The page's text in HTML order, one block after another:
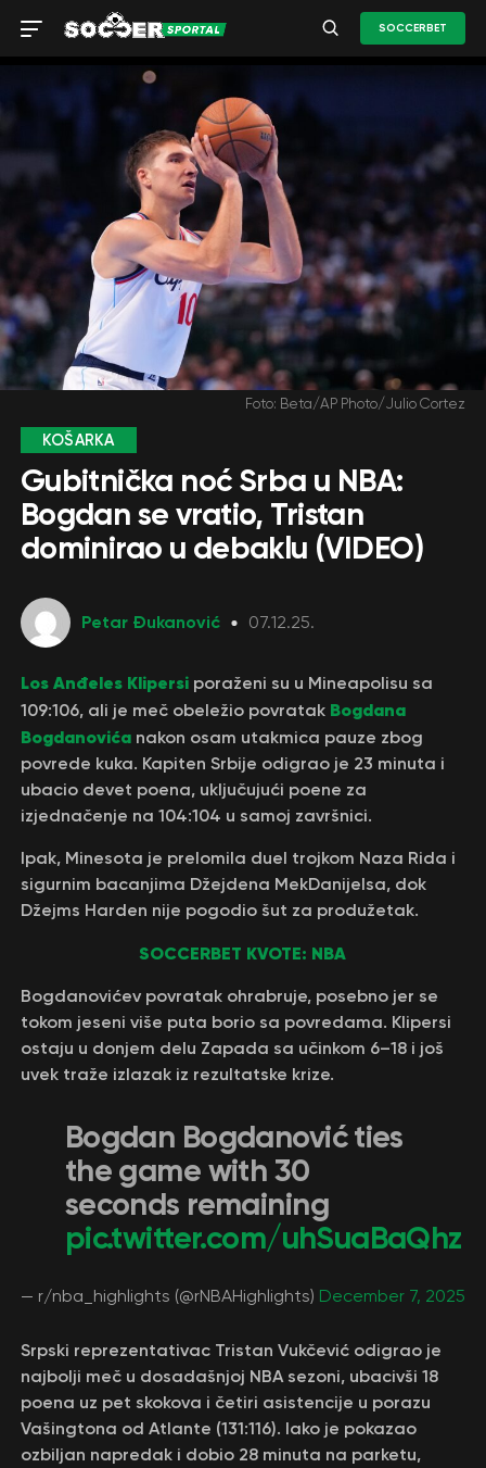
SOCCERBET
Foto: Beta/AP Photo/Julio Cortez
KOŠARKA
Gubitnička noć Srba u NBA:
Bogdan se vratio, Tristan
dominirao u debaklu (VIDEO)
Petar Đukanović 07.12.25.
Los Anđeles Klipersiporaženi su u Mineapolisu sa
109:106, ali je meč obeležio povratak Bogdana
Bogdanovićanakon osam utakmica pauze zbog
povrede kuka. Kapiten Srbije odigrao je 23 minuta i
ubacio devet poena, uključujući poene za
izjednačenje na 104:104 u samoj završnici.
Ipak, Minesota je prelomila duel trojkom Naza Rida i
sigurnim bacanjima Džejdena MekDanijelsa, dok
Džejms Harden nije pogodio šut za produžetak.
SOCCERBET KVOTE: NBA
Bogdanovićev povratak ohrabruje, posebno jer se
tokom jeseni više puta borio sa povredama. Klipersi
ostaju u donjem delu Zapada sa učinkom 6–18 i još
uvek traže izlazak iz rezultatske krize.
Bogdan Bogdanović ties
the game with 30
seconds remaining
pic.twitter.com/uhSuaBaQhz
— r/nba_highlights (@rNBAHighlights) December 7, 2025
Srpski reprezentativac Tristan Vukčević odigrao je
najbolji meč u dosadašnjoj NBA sezoni, ubacivši 18
poena uz pet skokova i četiri asistencije u porazu
Vašingtona od Atlante (131:116). Iako je pokazao
ozbiljan napredak i dobio 28 minuta na parketu,